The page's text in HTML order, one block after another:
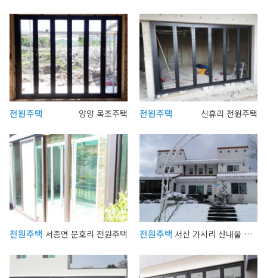
전원주택 양양 목조주택 전원주택 신휴리 전원주택
전원주택 서종면 문호리 전원주택 전원주택 서산 가시리 산내울 전원주택